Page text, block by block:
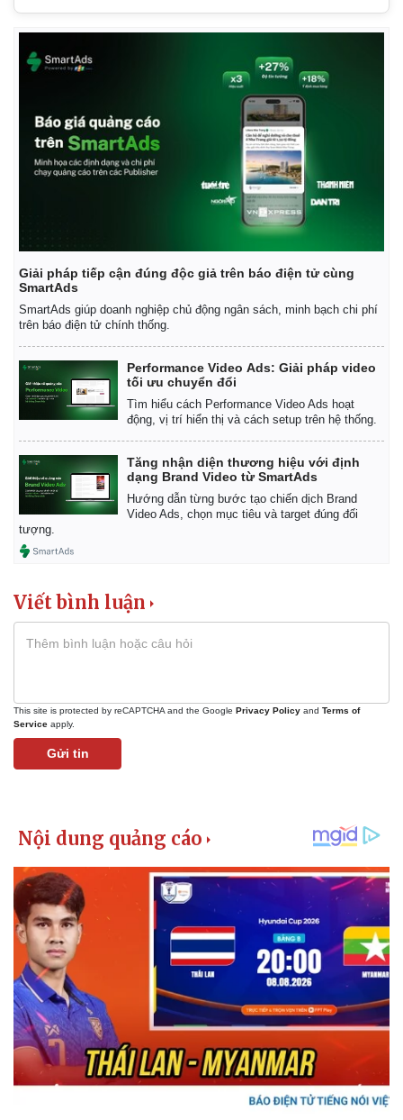
Doanh nghiệp 24h
Doanh nhân
Vì cộng đồng
Công nghệ
Sành điệu
Tin Công nghệ
Trải nghiệm
Chuyển đổi số
Giải pháp tiếp cận đúng độc giả trên báo điện tử cùng
SmartAds
SmartAds giúp doanh nghiệp chủ động ngân sách, minh bạch chi phí
trên báo điện tử chính thống.
Performance Video Ads: Giải pháp video
tối ưu chuyển đổi
Tìm hiểu cách Performance Video Ads hoạt
động, vị trí hiển thị và cách setup trên hệ thống.
Tăng nhận diện thương hiệu với định
dạng Brand Video từ SmartAds
Hướng dẫn từng bước tạo chiến dịch Brand
Video Ads, chọn mục tiêu và target đúng đối
tượng.
Viết bình luận
This site is protected by reCAPTCHA and the Google Privacy Policy and Terms of
Service apply.
Gửi tin